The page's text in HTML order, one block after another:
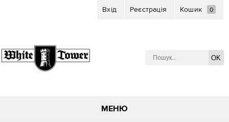
Вхід Реєстрація Кошик 0